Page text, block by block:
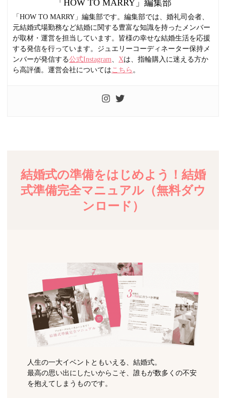
「HOW TO MARRY」編集部
「HOW TO MARRY」編集部です。編集部では、婚礼司会者、
元結婚式場勤務など結婚に関する豊富な知識を持ったメンバー
が取材・運営を担当しています。皆様の幸せな結婚生活を応援
する発信を行っています。ジュエリーコーディネーター保持メ
ンバーが発信する公式Instagram Xは、指輪購入に迷える方か
ら高評価。運営会社については こちら 。
結婚式の準備をはじめよう！結婚
式準備完全マニュアル（無料ダウ
ンロード）
人生の一大イベントともいえる、結婚式。
最高の思い出にしたいからこそ、誰もが数多くの不安
を抱えてしまうものです。